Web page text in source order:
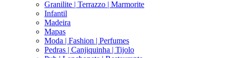
Granilite | Terrazzo | Marmorite
Infantil
Madeira
Mapas
Moda | Fashion | Perfumes
Pedras | Canjiquinha | Tijolo